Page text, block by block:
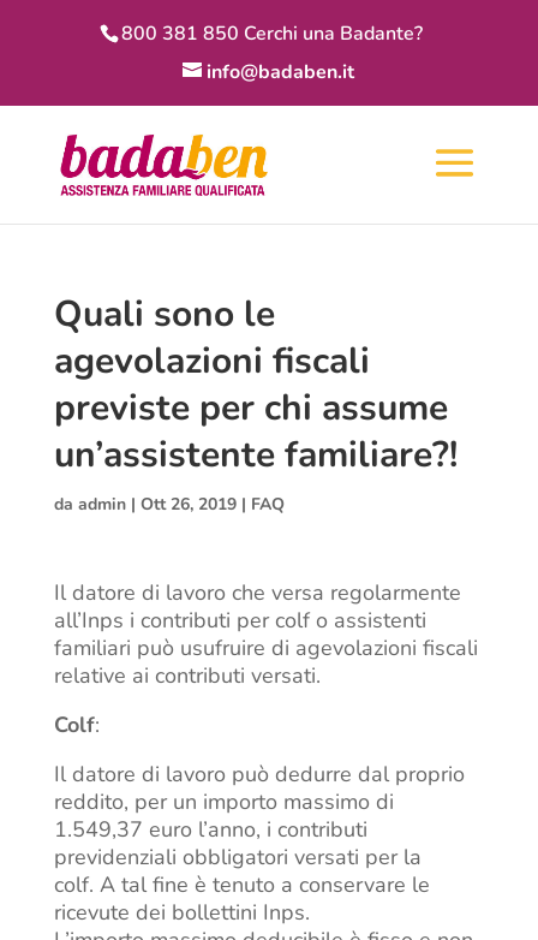
800 381 850 Cerchi una Badante?
info@badaben.it
Quali sono le
agevolazioni fiscali
previste per chi assume
un’assistente familiare?!
da admin| Ott 26, 2019| FAQ
Il datore di lavoro che versa regolarmente
all’Inps i contributi per colf o assistenti
familiari può usufruire di agevolazioni fiscali
relative ai contributi versati.
Colf:
Il datore di lavoro può dedurre dal proprio
reddito, per un importo massimo di
1.549,37 euro l’anno, i contributi
previdenziali obbligatori versati per la
colf. A tal fine è tenuto a conservare le
ricevute dei bollettini Inps.